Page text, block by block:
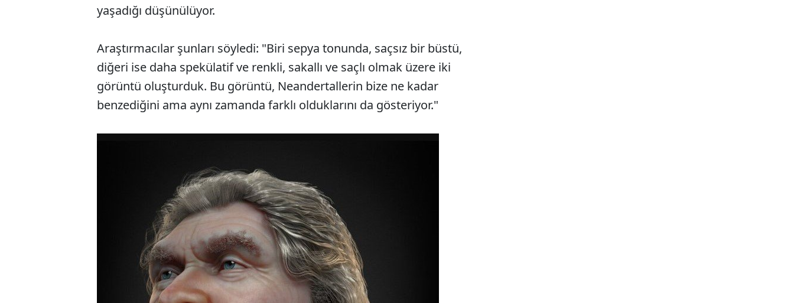
yaşadığı düşünülüyor.
Araştırmacılar şunları söyledi: "Biri sepya tonunda, saçsız bir büstü,
diğeri ise daha spekülatif ve renkli, sakallı ve saçlı olmak üzere iki
görüntü oluşturduk. Bu görüntü, Neandertallerin bize ne kadar
benzediğini ama aynı zamanda farklı olduklarını da gösteriyor."